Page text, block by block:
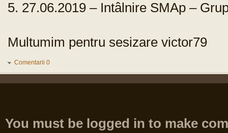
5. 27.06.2019 – Intâlnire SMAp –
Multumim pentru sesizare victor79
Comentarii 0
You must be logged in to make